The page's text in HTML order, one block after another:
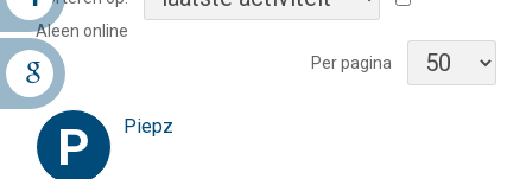
Aleen online
Per pagina
P Piepz